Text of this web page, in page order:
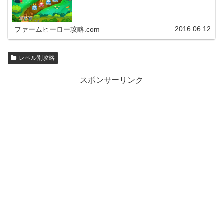
ファームヒーロー攻略.com 2016.06.12
レベル別攻略
スポンサーリンク